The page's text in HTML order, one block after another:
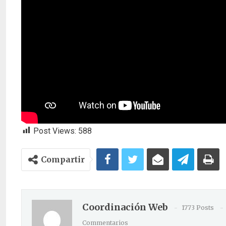
Post Views: 588
Compartir
Coordinación Web
1773 Posts
Commentarios